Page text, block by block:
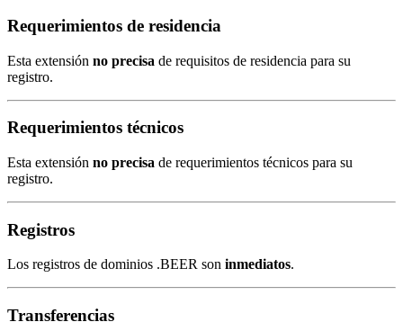
Requerimientos de residencia
Esta extensión no precisa de requisitos de residencia para su
registro.
Requerimientos técnicos
Esta extensión no precisa de requerimientos técnicos para su
registro.
Registros
Los registros de dominios .BEER son inmediatos.
Transferencias